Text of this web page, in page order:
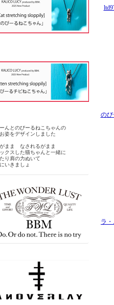
んとのびーるねこちゃんの
姿をデザインしました
まま なされるがまま
クスした猫ちゃんと一緒に
り肩の力ぬいて
いきましょ
の
ラ